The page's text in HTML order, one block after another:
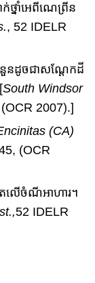
ក់​​ថ្នាំ​អេពីណេព្រីន
, 52 IDELR
នួន​ដូចជា​សណ្តែកដី
South Windsor
2007).]
(CA)
(OCR
ត​លើចំណីអាហារ​។
52 IDELR